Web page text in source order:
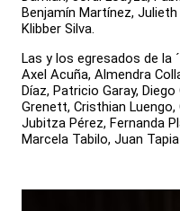
Benjamín Martínez, Julieth
Klibber Silva.
Las y los egresados de la
Axel Acuña, Almendra
Díaz, Patricio Garay,
Grenett, Cristhian
Jubitza Pérez, Fernanda
Marcela Tabilo, Juan